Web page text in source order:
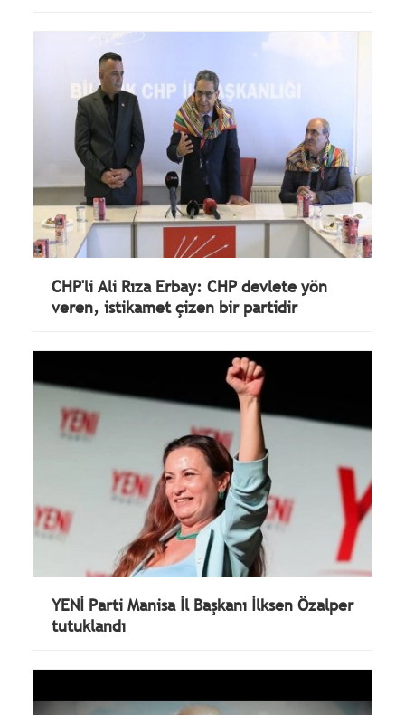
CHP'li Ali Rıza Erbay: CHP devlete yön
veren, istikamet çizen bir partidir
YENİ Parti Manisa İl Başkanı İlksen Özalper
tutuklandı